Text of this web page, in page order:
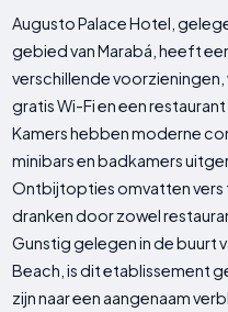
Augusto Palace Hotel,
gebied van Marabá, heeft
verschillende
gratis Wi-Fi en een
Kamers hebben moderne
minibars en badkamers
Ontbijtopties omvatten vers
dranken door zowel
Gunstig gelegen in de buurt
Beach, is dit etablissement
zijn naar een aangenaam